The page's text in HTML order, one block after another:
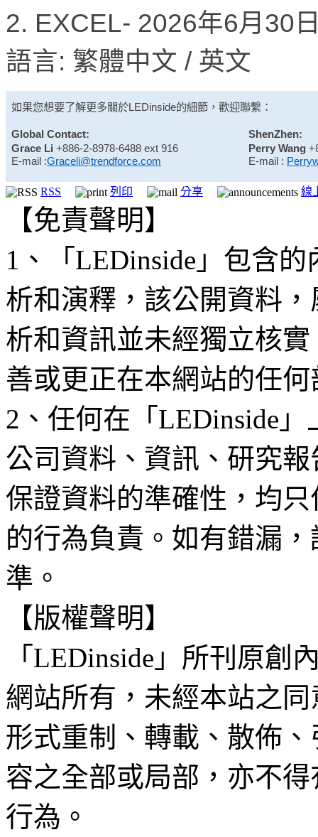
2. EXCEL- 2026年6月30
語言: 繁體中文 / 英文
如果您想要了解更多關於LEDinside的細節，歡迎聯繫：
Global Contact:
ShenZhen:
Grace Li +886-2-8978-6488 ext 916
E-mail :Graceli@trendforce.com
Perry Wang
E-mail :
RSS 列印 分享 線
【免責聲明】
1、「LEDinside」包含
析和演釋，該公開資料
析和資訊並未經獨立核
善或更正在本網站的任
2、任何在「LEDinside
公司資料、資訊、研究
保證資料的準確性，均
的行為負責。如有錯漏
準。
【版權聲明】
「LEDinside」所刊原創
網站所有，未經本站之
形式重制、轉載、散佈
容之全部或局部，亦不
行為。